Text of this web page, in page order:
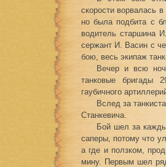
скорости ворвалась
но была подбита с
водитель старшина
сержант И. Васин с
бою, весь экипаж
Вечер и всю
танковые бригады
гаубичного
Вслед за
Станкевича.
Бой шел за
саперы, потому что
а где и ползком,
мину. Первым шел